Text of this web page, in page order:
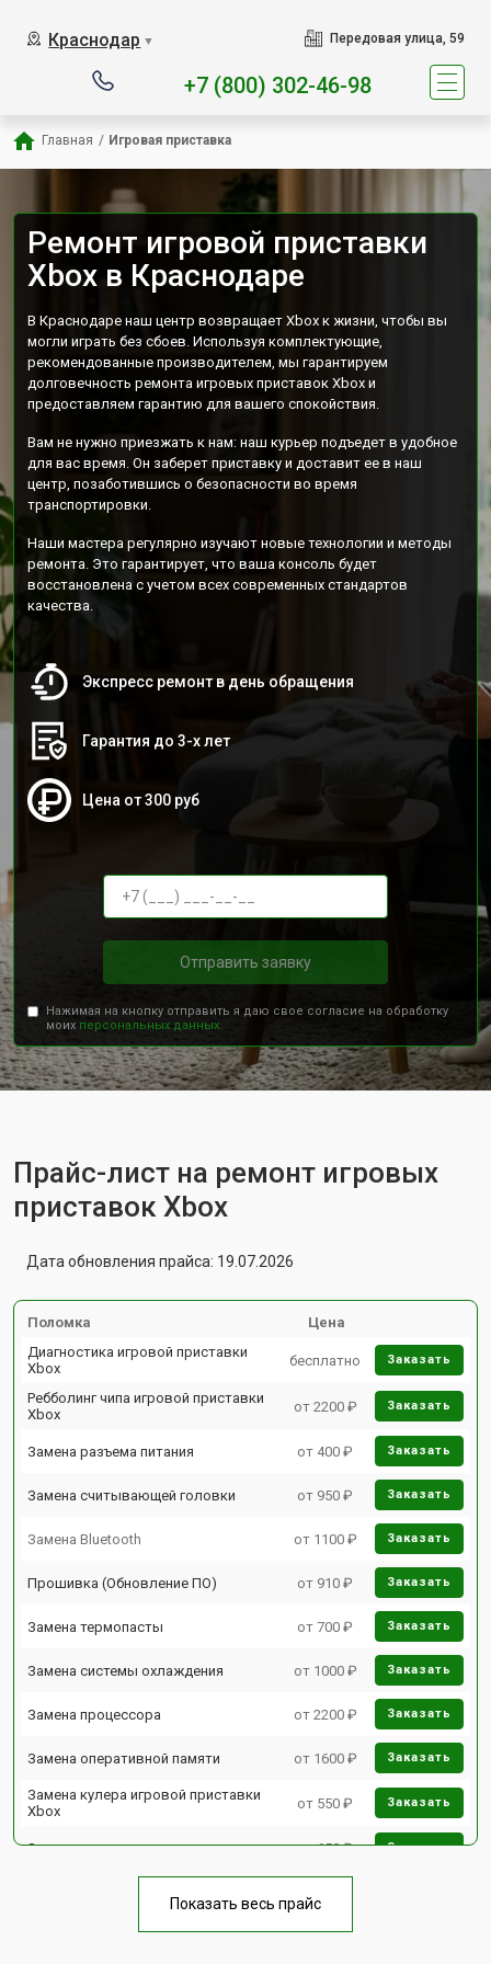
Краснодар ▼ Передовая улица, 59
+7 (800) 302-46-98
Главная / Игровая приставка
Ремонт игровой приставки
Xbox в Краснодаре
В Краснодаре наш центр возвращает Xbox к жизни, чтобы вы
могли играть без сбоев. Используя комплектующие,
рекомендованные производителем, мы гарантируем
долговечность ремонта игровых приставок Xbox и
предоставляем гарантию для вашего спокойствия.
Вам не нужно приезжать к нам: наш курьер подъедет в удобное
для вас время. Он заберет приставку и доставит ее в наш
центр, позаботившись о безопасности во время
транспортировки.
Наши мастера регулярно изучают новые технологии и методы
ремонта. Это гарантирует, что ваша консоль будет
восстановлена с учетом всех современных стандартов
качества.
Экспресс ремонт в день обращения
Гарантия до 3-х лет
Цена от 300 руб
Отправить заявку
Нажимая на кнопку отправить я даю свое согласие на обработку
моих персональных данных.
Прайс-лист на ремонт игровых
приставок Xbox
Дата обновления прайса: 19.07.2026
Поломка
Цена
Диагностика игровой приставки
Xbox
бесплатно Заказать
Ребболинг чипа игровой приставки
Xbox
от 2200 ₽ Заказать
Замена разъема питания от 400 ₽ Заказать
Замена считывающей головки от 950 ₽ Заказать
Замена Bluetooth от 1100 ₽ Заказать
Прошивка (Обновление ПО) от 910 ₽ Заказать
Замена термопасты от 700 ₽ Заказать
Замена системы охлаждения от 1000 ₽ Заказать
Замена процессора от 2200 ₽ Заказать
Замена оперативной памяти от 1600 ₽ Заказать
Замена кулера игровой приставки
Xbox
от 550 ₽ Заказать
Замена аудиоразъема от 650 ₽ Заказать
Замена Ethernet порта от 600 ₽
Показать весь прайс